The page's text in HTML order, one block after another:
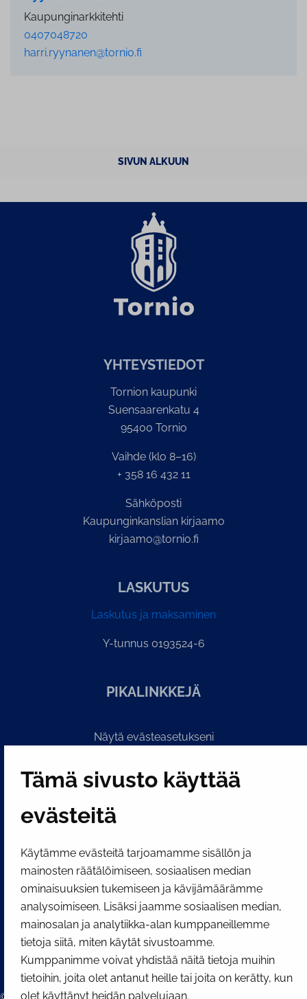
Tämä sivusto käyttää
evästeitä
Käytämme evästeitä tarjoamamme sisällön ja
mainosten räätälöimiseen, sosiaalisen median
ominaisuuksien tukemiseen ja kävijämäärämme
analysoimiseen. Lisäksi jaamme sosiaalisen median,
mainosalan ja analytiikka-alan kumppaneillemme
tietoja siitä, miten käytät sivustoamme.
Kumppanimme voivat yhdistää näitä tietoja muihin
tietoihin, joita olet antanut heille tai joita on kerätty, kun
olet käyttänyt heidän palvelujaan.
Kaupunginarkkitehti
0407048720
harri.ryynanen@tornio.fi
SIVUN ALKUUN
YH­TEYS­TIE­DOT
Tornion kaupunki
Suensaarenkatu 4
95400 Tornio
Vaihde (klo 8–16)
+ 358 16 432 11
Sähköposti
Kaupunginkanslian kirjaamo
kirjaamo@tornio.fi
LASKUTUS
Laskutus ja maksaminen
Y-tunnus 0193524-6
PI­KA­LINK­KE­JÄ
Näytä evästeasetukseni
Facebook Instagram YouTube